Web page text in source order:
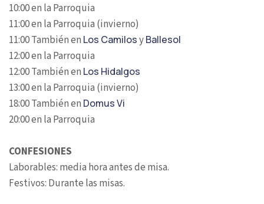
10:00 en la Parroquia
11:00 en la Parroquia (invierno)
11:00 También en Los CamilosyBallesol
12:00 en la Parroquia
12:00 También en Los Hidalgos
13:00 en la Parroquia (invierno)
18:00 También en Domus Vi
20:00 en la Parroquia
CONFESIONES
Laborables: media hora antes de misa.
Festivos: Durante las misas.